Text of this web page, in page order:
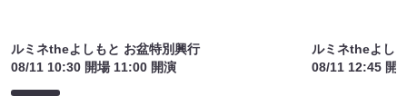
ルミネtheよしもと お盆特別興行
08/11 10:30 開場 11:00 開演
ルミネtheよし
08/11 12:45 開